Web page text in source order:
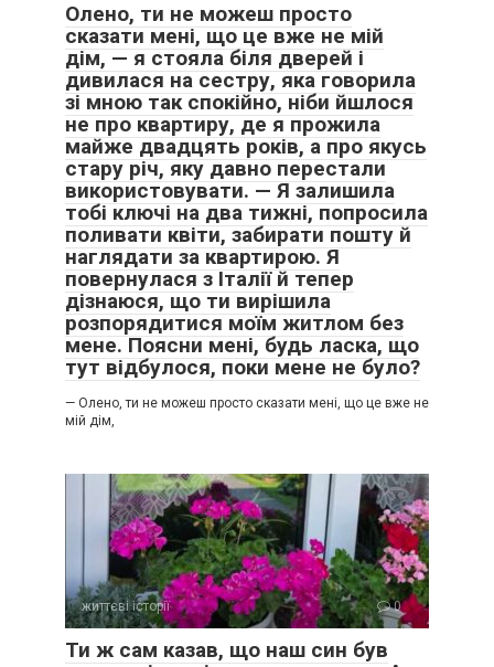
Олено, ти не можеш просто
сказати мені, що це вже не мій
дім, — я стояла біля дверей і
дивилася на сестру, яка говорила
зі мною так спокійно, ніби йшлося
не про квартиру, де я прожила
майже двадцять років, а про якусь
стару річ, яку давно перестали
використовувати. — Я залишила
тобі ключі на два тижні, попросила
поливати квіти, забирати пошту й
наглядати за квартирою. Я
повернулася з Італії й тепер
дізнаюся, що ти вирішила
розпорядитися моїм житлом без
мене. Поясни мені, будь ласка, що
тут відбулося, поки мене не було?
— Олено, ти не можеш просто сказати мені, що це вже не
мій дім,
життєві історії 0
Ти ж сам казав, що наш син був